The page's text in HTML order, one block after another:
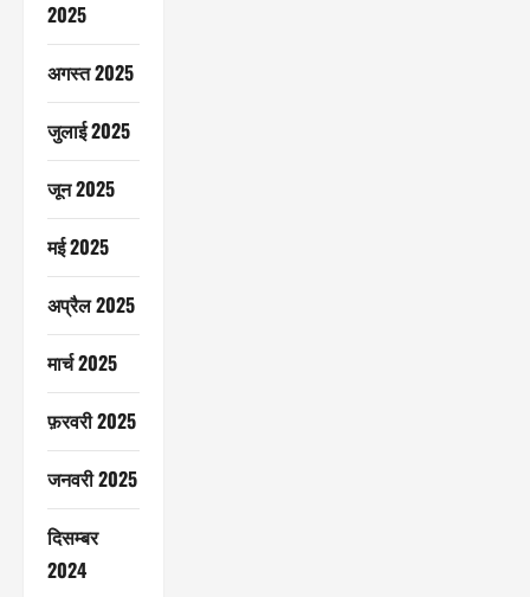
2025
अगस्त 2025
जुलाई 2025
जून 2025
मई 2025
अप्रैल 2025
मार्च 2025
फ़रवरी 2025
जनवरी 2025
दिसम्बर
2024